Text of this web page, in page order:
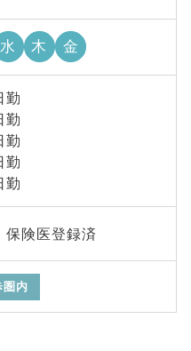
水 木 金
勤
勤
勤
勤
勤
保険医登録済
圏内